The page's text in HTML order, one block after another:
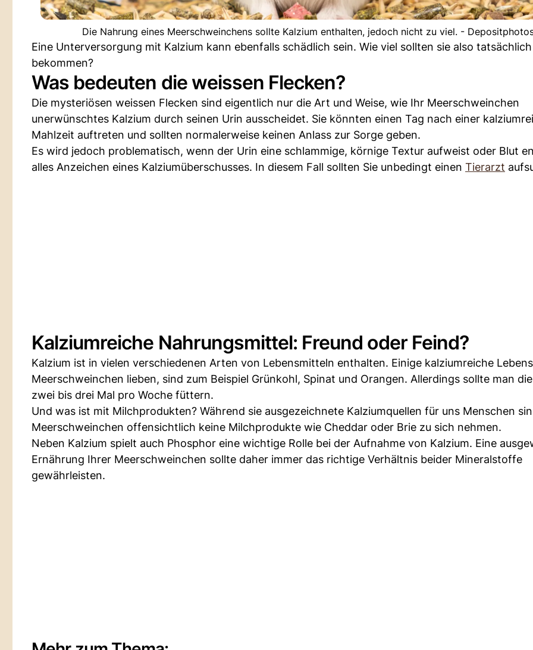
Die Nahrung eines Meerschweinchens sollte Kalzium enthalten, jedoch nicht zu viel. -
Eine Unterversorgung mit Kalzium kann ebenfalls schädlich sein. Wie viel sollten sie also tatsächlich
bekommen?
Was bedeuten die weissen Flecken?
Die mysteriösen weissen Flecken sind eigentlich nur die Art und Weise, wie Ihr Meerschweinchen
unerwünschtes Kalzium durch seinen Urin ausscheidet. Sie könnten einen Tag nach einer
Mahlzeit auftreten und sollten normalerweise keinen Anlass zur Sorge geben.
Es wird jedoch problematisch, wenn der Urin eine schlammige, körnige Textur aufweist oder Blut
alles Anzeichen eines Kalziumüberschusses. In diesem Fall sollten Sie unbedingt einen Tierarzt
Kalziumreiche Nahrungsmittel: Freund oder Feind?
Kalzium ist in vielen verschiedenen Arten von Lebensmitteln enthalten. Einige kalziumreiche
Meerschweinchen lieben, sind zum Beispiel Grünkohl, Spinat und Orangen. Allerdings sollte man
zwei bis drei Mal pro Woche füttern.
Und was ist mit Milchprodukten? Während sie ausgezeichnete Kalziumquellen für uns Menschen
Meerschweinchen offensichtlich keine Milchprodukte wie Cheddar oder Brie zu sich nehmen.
Neben Kalzium spielt auch Phosphor eine wichtige Rolle bei der Aufnahme von Kalzium. Eine
Ernährung Ihrer Meerschweinchen sollte daher immer das richtige Verhältnis beider Mineralstoffe
gewährleisten.